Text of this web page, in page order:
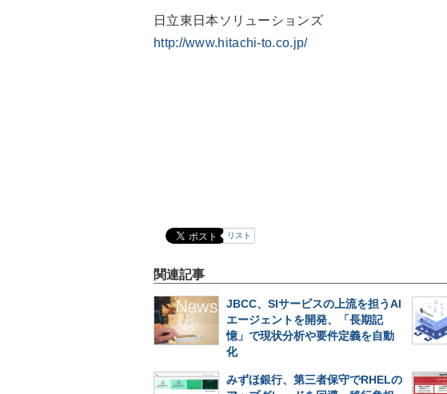
日立東日本ソリューションズ
http://www.hitachi-to.co.jp/
リスト
関連記事
JBCC、SIサービスの上流を担うAI
エージェントを開発、「長期記
憶」で現状分析や要件定義を自動
化
みずほ銀行、第三者保守でRHELの